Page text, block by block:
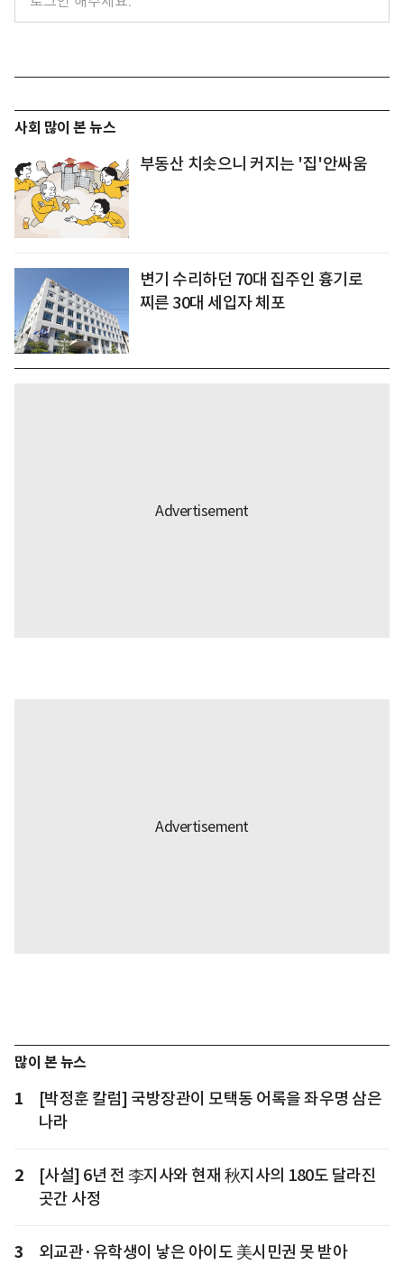
사회 많이 본 뉴스
부동산 치솟으니 커지는 '집'안싸움
변기 수리하던 70대 집주인 흉기로
찌른 30대 세입자 체포
많이 본 뉴스
1
[박정훈 칼럼] 국방장관이 모택동 어록을 좌우명 삼은
나라
2
[사설] 6년 전 李지사와 현재 秋지사의 180도 달라진
곳간 사정
3 외교관·유학생이 낳은 아이도 美시민권 못 받아